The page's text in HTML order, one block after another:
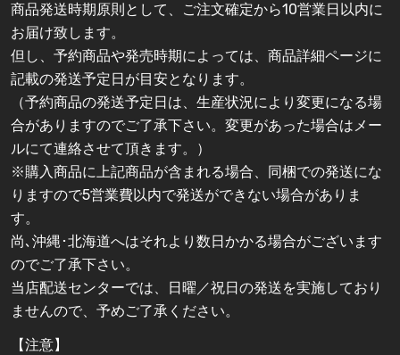
商品発送時期原則として、ご注文確定から10営業日以内に
お届け致します。
但し、予約商品や発売時期によっては、商品詳細ページに
記載の発送予定日が目安となります。
（予約商品の発送予定日は、生産状況により変更になる場
合がありますのでご了承下さい。変更があった場合はメー
ルにて連絡させて頂きます。）
※購入商品に上記商品が含まれる場合、同梱での発送にな
りますので5営業費以内で発送ができない場合がありま
す。
尚､沖縄･北海道へはそれより数日かかる場合がございます
のでご了承下さい。
当店配送センターでは、日曜／祝日の発送を実施しており
ませんので、予めご了承ください。
【注意】